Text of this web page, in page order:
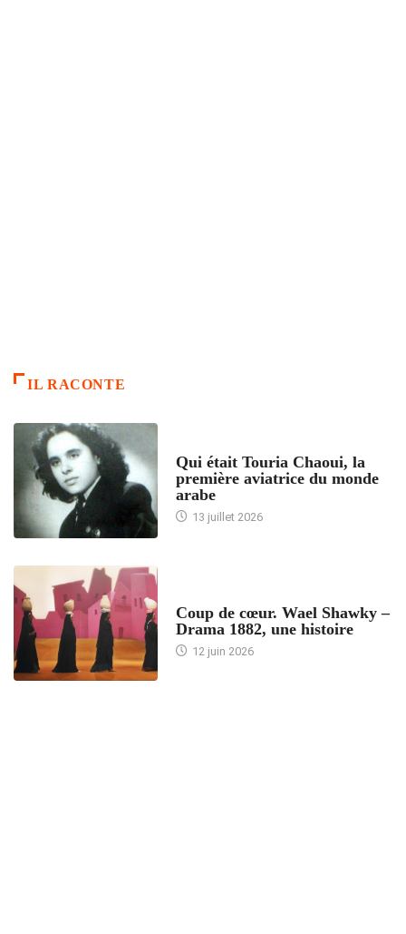
IL RACONTE
Qui était Touria Chaoui, la
première aviatrice du monde
arabe
13 juillet 2026
Coup de cœur. Wael Shawky –
Drama 1882, une histoire
12 juin 2026